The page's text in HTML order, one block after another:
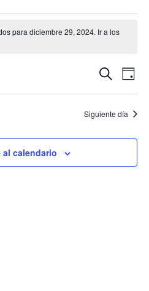
para diciembre 29, 2024. Ir a los
de
Buscar
Día
Siguiente día
calendario